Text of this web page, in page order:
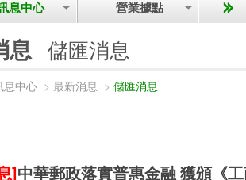
息中心 營業據點
息 儲匯消息
息中心 > 最新消息 > 儲匯消息
]中華郵政落實普惠金融 獲頒《